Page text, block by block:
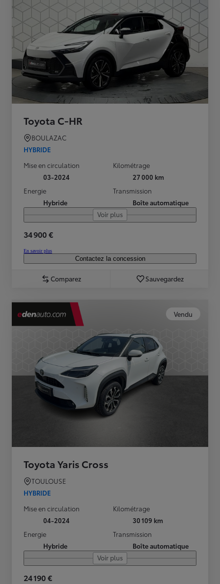
Toyota C-HR
BOULAZAC
HYBRIDE
Mise en circulation
03-2024
Kilométrage
27 000 km
Energie
Hybride
Transmission
Boîte automatique
Voir plus
34 900 €
En savoir plus
Contactez la concession
Comparez Sauvegardez
Vendu
Toyota Yaris Cross
TOULOUSE
HYBRIDE
Mise en circulation
04-2024
Kilométrage
30 109 km
Energie
Hybride
Transmission
Boîte automatique
Voir plus
24 190 €